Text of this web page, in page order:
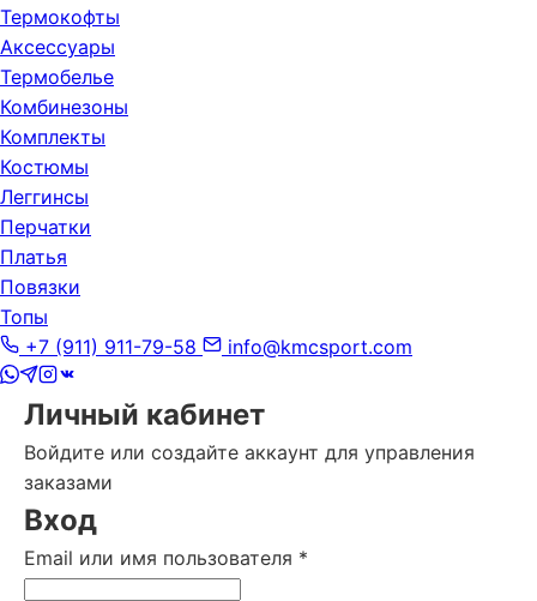
Термокофты
Аксессуары
Термобелье
Комбинезоны
Комплекты
Костюмы
Леггинсы
Перчатки
Платья
Повязки
Топы
+7 (911) 911-79-58
info@kmcsport.com
Личный кабинет
Войдите или создайте аккаунт для управления
заказами
Вход
Email или имя пользователя *